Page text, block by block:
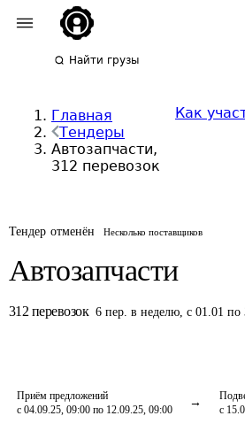
Найти грузы
Главная
Тендеры
Автозапчасти,
312 перевозок
Как
Тендер отменён Несколько поставщиков
Автозапчасти
312 перевозок 6 пер. в неделю,с 01.01 по
Приём предложений
с 04.09.25, 09:00 по 12.09.25, 09:00
с